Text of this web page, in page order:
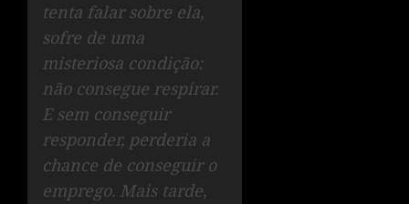
tenta falar sobre ela,
sofre de uma
misteriosa condição:
não consegue respirar.
E sem conseguir
responder, perderia a
chance de conseguir o
emprego. Mais tarde,